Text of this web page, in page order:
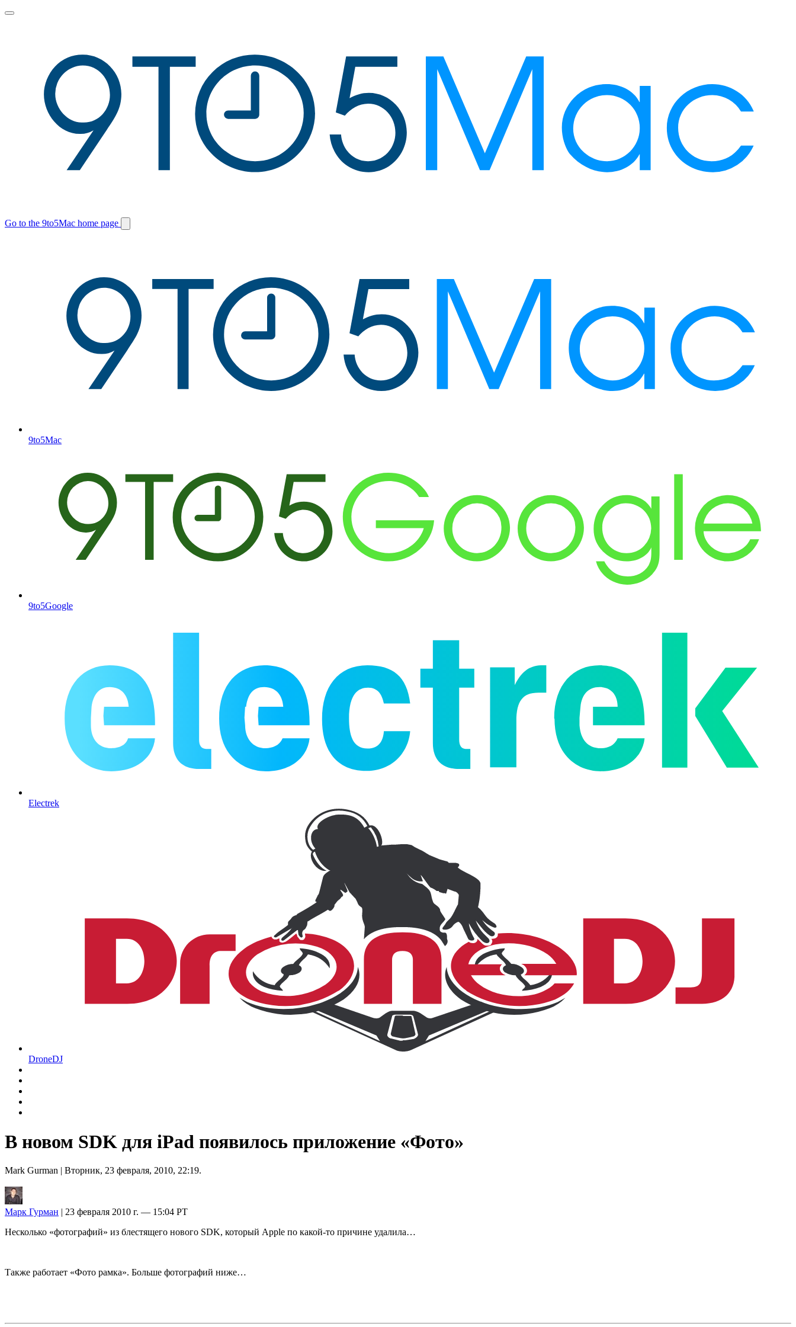
Toggle
Go to the 9to5Mac home page
Switch
9to5Mac
9to5Google
Electrek
DroneDJ
В новом SDK для iPad появилось приложение «Фото»
Mark Gurman | Вторник, 23 февраля, 2010, 22:19.
Марк Гурман | 23 февраля 2010 г. — 15:04 PT
Несколько «фотографий» из блестящего нового SDK, который Apple по какой-то причине удалила…
Также работает «Фото рамка». Больше фотографий ниже…